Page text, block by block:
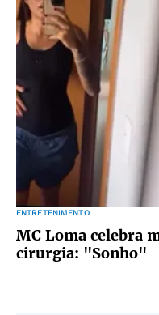
ENTRETENIMENTO
MC Loma celebra
cirurgia: "Sonho"